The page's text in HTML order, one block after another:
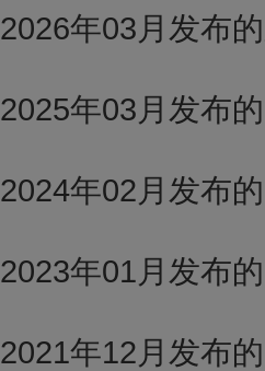
2026年03月发布
2025年03月发布
2024年02月发布
2023年01月发布
2021年12月发布